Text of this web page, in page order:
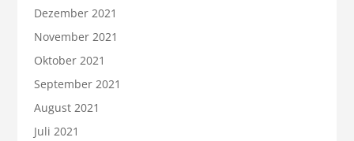
Dezember 2021
November 2021
Oktober 2021
September 2021
August 2021
Juli 2021